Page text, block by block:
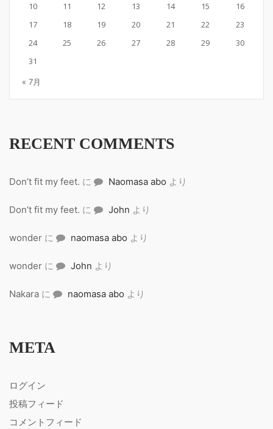
10
11 12 13 14 15
16
17
18 19 20 21 22
23
24
25 26 27 28 29
30
31
« 7月
RECENT COMMENTS
Don’t fit my feet. に Naomasa abo より
Don’t fit my feet. に John より
wonder に naomasa abo より
wonder に John より
Nakara に naomasa abo より
META
ログイン
投稿フィード
コメントフィード